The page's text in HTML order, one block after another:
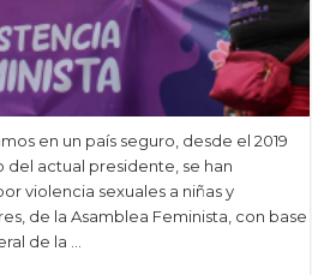
en un país seguro, desde el 2019
del actual presidente, se han
violencia sexuales a niñas y
de la Asamblea Feminista, con base
de la …